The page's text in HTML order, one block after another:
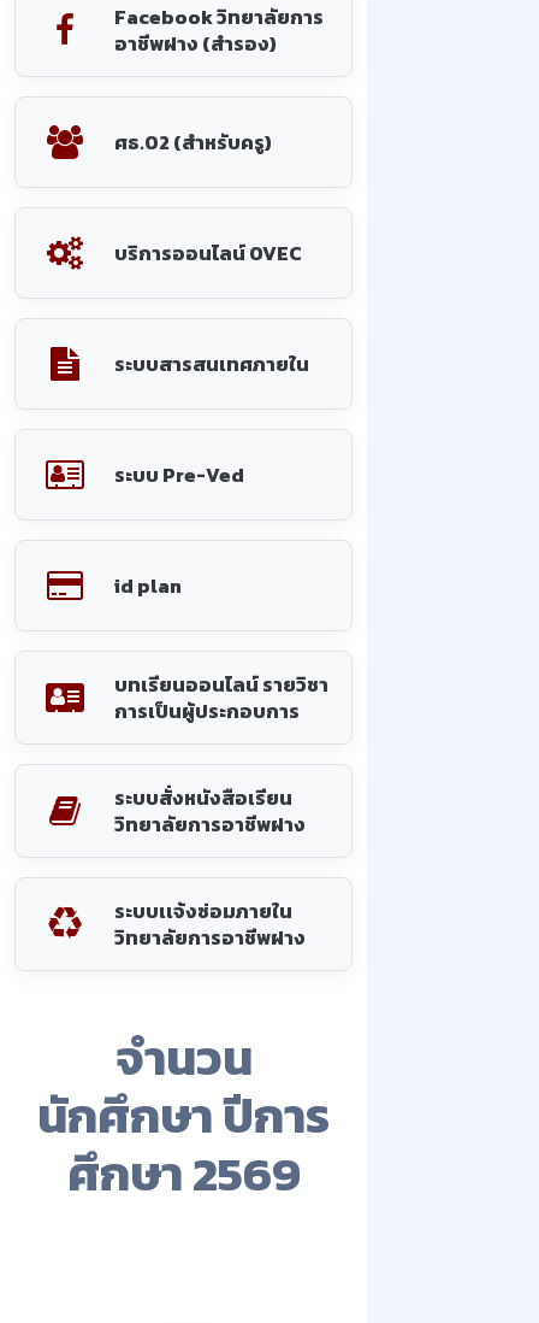
Facebook วิทยาลัยการ
อาชีพฝาง (สำรอง)
ศธ.02 (สำหรับครู)
บริการออนไลน์ OVEC
ระบบสารสนเทศภายใน
ระบบ Pre-Ved
id plan
บทเรียนออนไลน์ รายวิชา
การเป็นผู้ประกอบการ
ระบบสั่งหนังสือเรียน
วิทยาลัยการอาชีพฝาง
ระบบเเจ้งซ่อมภายใน
วิทยาลัยการอาชีพฝาง
จำนวน
นักศึกษา ปีการ
ศึกษา 2569